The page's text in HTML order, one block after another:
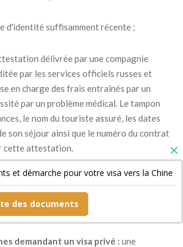
d'identité suffisamment récente ;
délivrée par une compagnie
par les services officiels russes et
en charge des frais entraînés par un
par un problème médical. Le tampon
le nom du touriste assuré, les dates
son séjour ainsi que le numéro du contrat
cette attestation.
la réservation de sa chambre
est bref ainsi qu'une copie de son billet de
demandant un visa privé : une
et démarche pour votre visa vers la Chine
des documents